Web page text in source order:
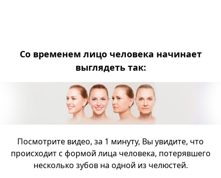
Со временем лицо человека начинает
выглядеть так:
Посмотрите видео, за 1 минуту, Вы увидите, что
происходит с формой лица человека, потерявшего
несколько зубов на одной из челюстей.